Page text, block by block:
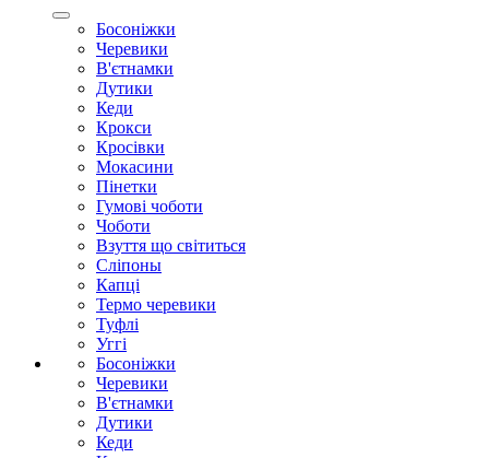
Босоніжки
Черевики
В'єтнамки
Дутики
Кеди
Крокси
Кросівки
Мокасини
Пінетки
Гумові чоботи
Чоботи
Взуття що світиться
Сліпоны
Капці
Термо черевики
Туфлі
Уггі
Босоніжки
Черевики
В'єтнамки
Дутики
Кеди